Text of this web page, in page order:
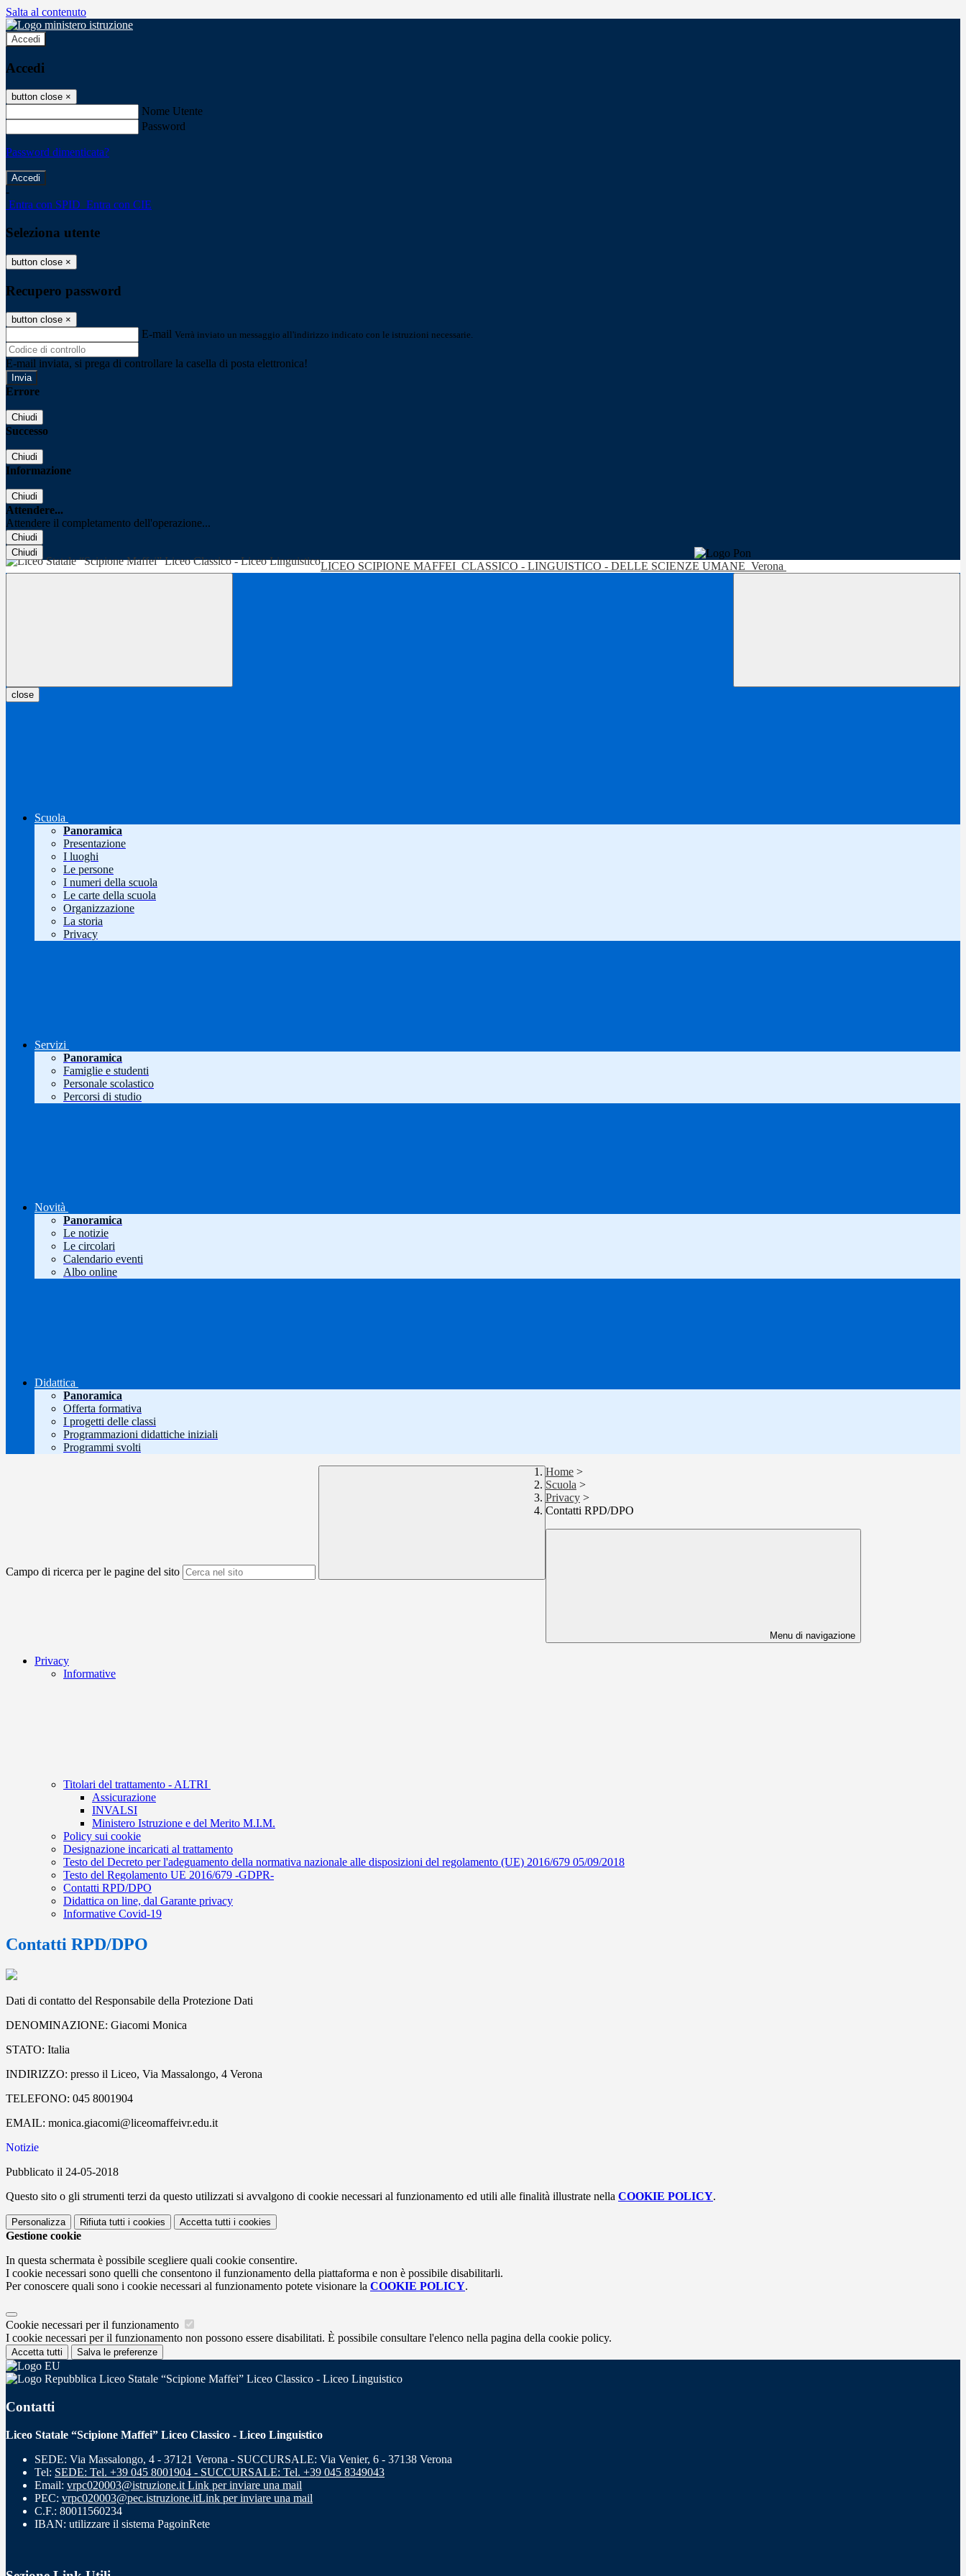
Salta al contenuto
Accedi
Accedi
button close ×
Nome Utente
Password
Password dimenticata?
-
Entra con SPID Entra con CIE
Seleziona utente
button close ×
Recupero password
button close ×
E-mail Verrà inviato un messaggio all'indirizzo indicato con le istruzioni necessarie.
E-mail inviata, si prega di controllare la casella di posta elettronica!
Errore
Chiudi
Successo
Chiudi
Informazione
Chiudi
Attendere...
Attendere il completamento dell'operazione...
Chiudi
Chiudi
LICEO SCIPIONE MAFFEI CLASSICO - LINGUISTICO - DELLE SCIENZE UMANE Verona
close
Scuola
Panoramica
Presentazione
I luoghi
Le persone
I numeri della scuola
Le carte della scuola
Organizzazione
La storia
Privacy
Servizi
Panoramica
Famiglie e studenti
Personale scolastico
Percorsi di studio
Novità
Panoramica
Le notizie
Le circolari
Calendario eventi
Albo online
Didattica
Panoramica
Offerta formativa
I progetti delle classi
Programmazioni didattiche iniziali
Programmi svolti
Campo di ricerca per le pagine del sito
Home >
Scuola >
Privacy >
Contatti RPD/DPO
Menu di navigazione
Privacy
Informative
Titolari del trattamento - ALTRI
Assicurazione
INVALSI
Ministero Istruzione e del Merito M.I.M.
Policy sui cookie
Designazione incaricati al trattamento
Testo del Decreto per l'adeguamento della normativa nazionale alle disposizioni del regolamento (UE) 2016/679 05/09/2018
Testo del Regolamento UE 2016/679 -GDPR-
Contatti RPD/DPO
Didattica on line, dal Garante privacy
Informative Covid-19
Contatti RPD/DPO
Dati di contatto del Responsabile della Protezione Dati
DENOMINAZIONE: Giacomi Monica
STATO: Italia
INDIRIZZO: presso il Liceo, Via Massalongo, 4 Verona
TELEFONO: 045 8001904
EMAIL: monica.giacomi@liceomaffeivr.edu.it
Notizie
Pubblicato il 24-05-2018
Questo sito o gli strumenti terzi da questo utilizzati si avvalgono di cookie necessari al funzionamento ed utili alle finalità illustrate nella COOKIE POLICY.
Personalizza Rifiuta tutti i cookies Accetta tutti i cookies
Gestione cookie
In questa schermata è possibile scegliere quali cookie consentire.
I cookie necessari sono quelli che consentono il funzionamento della piattaforma e non è possibile disabilitarli.
Per conoscere quali sono i cookie necessari al funzionamento potete visionare la COOKIE POLICY.
Cookie necessari per il funzionamento
I cookie necessari per il funzionamento non possono essere disabilitati. È possibile consultare l'elenco nella pagina della cookie policy.
Accetta tutti Salva le preferenze
Liceo Statale “Scipione Maffei” Liceo Classico - Liceo Linguistico
Contatti
Liceo Statale “Scipione Maffei” Liceo Classico - Liceo Linguistico
SEDE: Via Massalongo, 4 - 37121 Verona - SUCCURSALE: Via Venier, 6 - 37138 Verona
Tel: SEDE: Tel. +39 045 8001904 - SUCCURSALE: Tel. +39 045 8349043
Email: vrpc020003@istruzione.it Link per inviare una mail
PEC: vrpc020003@pec.istruzione.itLink per inviare una mail
C.F.: 80011560234
IBAN: utilizzare il sistema PagoinRete